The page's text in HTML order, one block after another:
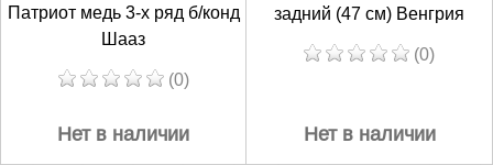
Патриот медь 3-х ряд б/конд
Шааз
(0)
Нет в наличии
задний (47 см) Венгрия
(0)
Нет в наличии